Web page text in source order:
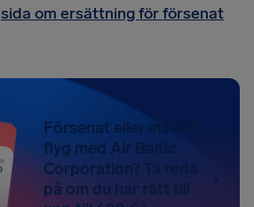
sida om ersättning för försenat
Försenat eller inställt
flyg med Air Baltic
Corporation? Ta reda
på om du har rätt till